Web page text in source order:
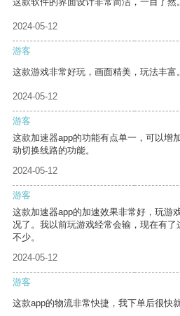
2024-05-12
游客
这款游戏非常好玩，画面精美，玩法丰富。
2024-05-12
游客
这款加速器app的功能有点单一，可以增
动切换线路的功能。
2024-05-12
游客
这款加速器app的加速效果非常好，玩游
况了。我以前玩游戏经常会输，现在有了
不少。
2024-05-12
游客
这款app的物流非常快捷，我下单后很快